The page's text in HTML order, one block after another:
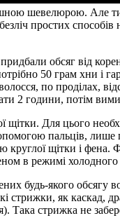
шевелюрою. Але
простих
обсяг від
50 грам хни і
по проділах,
2 години, потім
Для цього
пальців,
круглої щітки і
в режимі холодного
будь-якого
стрижки, як
Така стрижка не